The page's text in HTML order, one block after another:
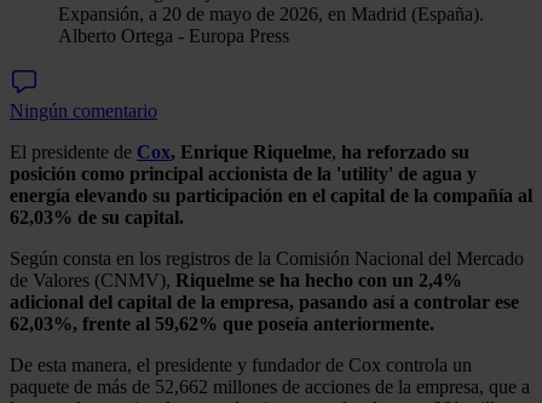
Expansión, a 20 de mayo de 2026, en Madrid (España).
Alberto Ortega - Europa Press
Ningún comentario
El presidente de Cox, Enrique Riquelme, ha reforzado su
posición como principal accionista de la 'utility' de agua y
energía elevando su participación en el capital de la compañía al
62,03% de su capital.
Según consta en los registros de la Comisión Nacional del Mercado
de Valores (CNMV), Riquelme se ha hecho con un 2,4%
adicional del capital de la empresa, pasando así a controlar ese
62,03%, frente al 59,62% que poseía anteriormente.
De esta manera, el presidente y fundador de Cox controla un
paquete de más de 52,662 millones de acciones de la empresa, que a